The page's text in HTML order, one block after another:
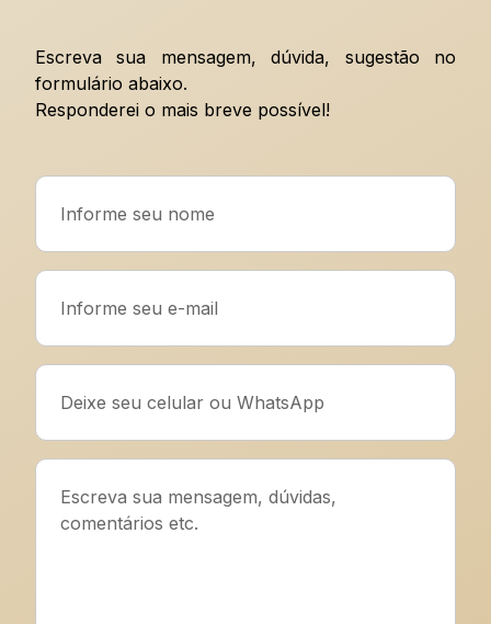
Escreva sua mensagem, dúvida, sugestão no
formulário abaixo.
Responderei o mais breve possível!